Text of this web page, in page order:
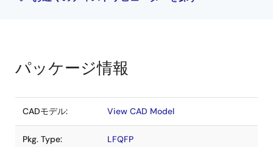
パッケージ情報
CADモデル: View CAD Model
Pkg. Type: LFQFP